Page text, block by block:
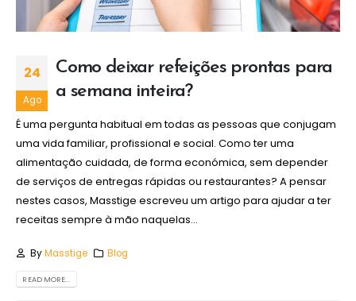
24
Ago
Como deixar refeições prontas para
a semana inteira?
É uma pergunta habitual em todas as pessoas que conjugam
uma vida familiar, profissional e social. Como ter uma
alimentação cuidada, de forma económica, sem depender
de serviços de entregas rápidas ou restaurantes? A pensar
nestes casos, Masstige escreveu um artigo para ajudar a ter
receitas sempre à mão naquelas...
ByMasstige Blog
READ MORE...